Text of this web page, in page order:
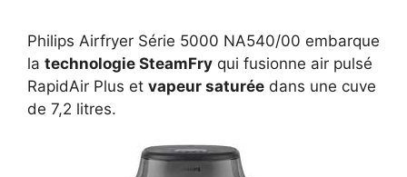
Philips Airfryer Série 5000 NA540/00 embarque
la technologie SteamFry qui fusionne air pulsé
RapidAir Plus et vapeur saturée dans une cuve
de 7,2 litres.